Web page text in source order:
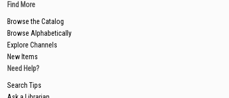
Find More
Browse the Catalog
Browse Alphabetically
Explore Channels
New Items
Need Help?
Search Tips